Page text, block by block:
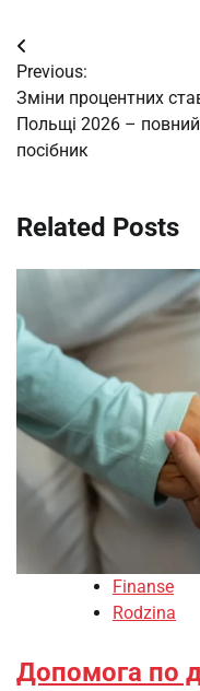
Post
navigation
Previous:
Зміни процентних
Польщі 2026 – повний
посібник
Related Posts
Finanse
Rodzina
Допомога по